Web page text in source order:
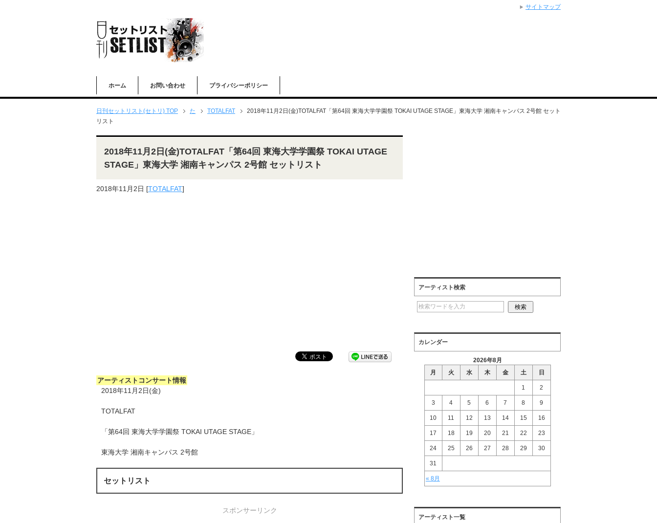
ホーム お問い合わせ プライバシーポリシー
日刊セットリスト(セトリ) TOP た TOTALFAT
2018年11月2日(金)TOTALFAT「第64回 東海大学学園祭 TOKAI UTAGE STAGE」東海大学 湘南キャンパス 2号館 セット
リスト
2018年11月2日(金)TOTALFAT「第64回 東海大学学園祭 TOKAI UTAGE
STAGE」東海大学 湘南キャンパス 2号館 セットリスト
2018年11月2日 [TOTALFAT]
アーティストコンサート情報
2018年11月2日(金)
TOTALFAT
「第64回 東海大学学園祭 TOKAI UTAGE STAGE」
東海大学 湘南キャンパス 2号館
セットリスト
スポンサーリンク
アーティスト検索
カレンダー
2026年8月
月
火 水 木 金 土 日
« 8月
1 2
3 4 5 6 7 8 9
10 11 12 13 14 15 16
17 18 19 20 21 22 23
24 25 26 27 28 29 30
31
アーティスト一覧
サイトマップ